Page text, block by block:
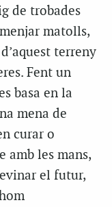
de trobades
matolls,
terreny
Fent un
basa en la
mena de
curar o
amb les mans,
el futur,